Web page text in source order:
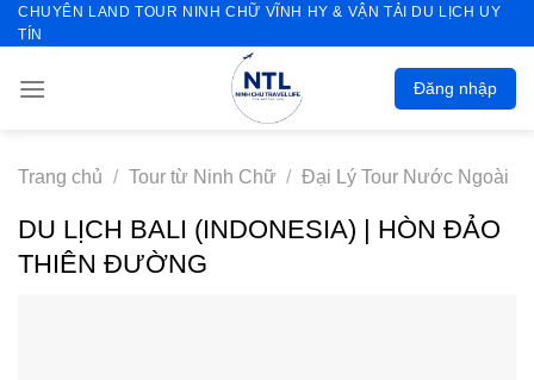
Skip
to
CHUYÊN LAND TOUR NINH CHỮ VĨNH HY & VẬN TẢI DU LỊCH UY
TÍN
Đăng nhập
Trang chủ / Tour từ Ninh Chữ / Đại Lý Tour Nước Ngoài
DU LỊCH BALI (INDONESIA) | HÒN ĐẢO
THIÊN ĐƯỜNG